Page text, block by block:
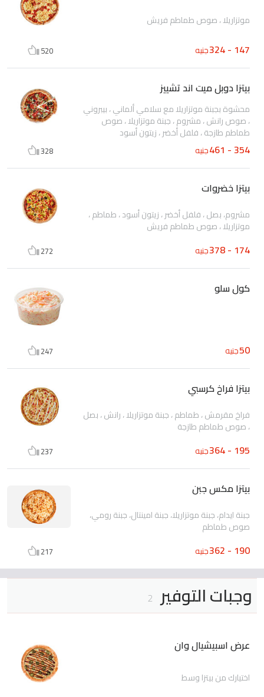
موتزاريلا ، صوص طماطم فريش
147 - 324 جنيه 520
بيتزا دوبل ميت اند تشييز
محشوة بجبنة موتزاريلا مع سلامي ألماني ، بيبروني
، صوص رانش ، مشروم ، جبنة موتزاريلا ، صوص
طماطم طازجة ، فلفل أخضر ، زيتون أسود
354 - 461 جنيه 328
بيتزا خضروات
مشروم، بصل ، فلفل أخضر ، زيتون أسود ، طماطم ،
موتزاريلا ، صوص طماطم فريش
174 - 378 جنيه 272
كول سلو
50جنيه 247
بيتزا فراخ كرسبي
فراخ مقرمش ، طماطم ، جبنة موتزاريلا ، رانش ، بصل
، صوص طماطم طازجة
195 - 364 جنيه 237
بيتزا مكس جبن
جبنة ايدام، جبنة موتزاريلا، جبنة امينتال، جبنة رومي،
صوص طماطم
190 - 362 جنيه 217
وجبات التوفير 2
عرض اسبيشيال وان
اختيارك من بيتزا وسط